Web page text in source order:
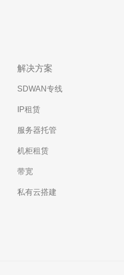
解决方案
SDWAN专线
IP租赁
服务器托管
机柜租赁
带宽
私有云搭建